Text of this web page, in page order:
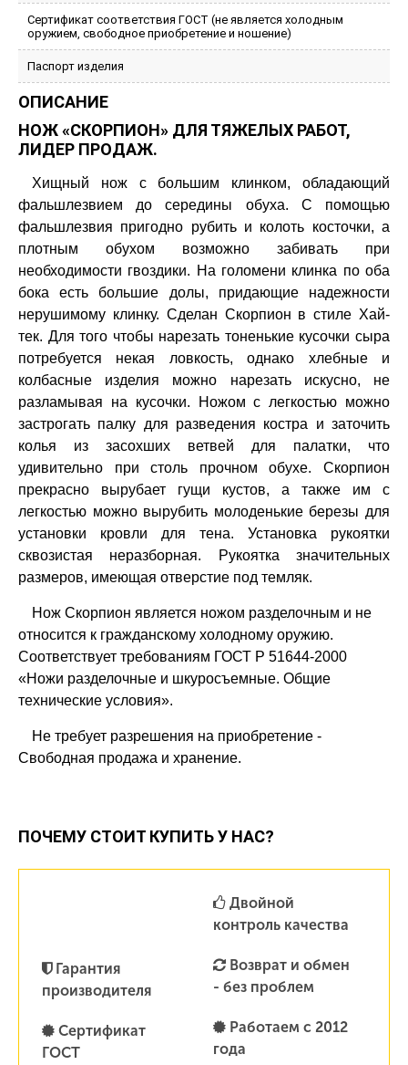
Сертификат соответствия ГОСТ (не является холодным
оружием, свободное приобретение и ношение)
Паспорт изделия
ОПИСАНИЕ
НОЖ «СКОРПИОН» ДЛЯ ТЯЖЕЛЫХ РАБОТ,
ЛИДЕР ПРОДАЖ.
Хищный нож с большим клинком, обладающий
фальшлезвием до середины обуха. С помощью
фальшлезвия пригодно рубить и колоть косточки, а
плотным обухом возможно забивать при
необходимости гвоздики. На голомени клинка по оба
бока есть большие долы, придающие надежности
нерушимому клинку. Сделан Скорпион в стиле Хай-
тек. Для того чтобы нарезать тоненькие кусочки сыра
потребуется некая ловкость, однако хлебные и
колбасные изделия можно нарезать искусно, не
разламывая на кусочки. Ножом с легкостью можно
застрогать палку для разведения костра и заточить
колья из засохших ветвей для палатки, что
удивительно при столь прочном обухе. Скорпион
прекрасно вырубает гущи кустов, а также им с
легкостью можно вырубить молоденькие березы для
установки кровли для тена. Установка рукоятки
сквозистая неразборная. Рукоятка значительных
размеров, имеющая отверстие под темляк.
Нож Скорпион является ножом разделочным и не
относится к гражданскому холодному оружию.
Соответствует требованиям ГОСТ Р 51644-2000
«Ножи разделочные и шкуросъемные. Общие
технические условия».
Не требует разрешения на приобретение -
Свободная продажа и хранение.
ПОЧЕМУ СТОИТ КУПИТЬ У НАС?
Гарантия
производителя
Сертификат
ГОСТ
Двойной
контроль качества
Возврат и обмен
- без проблем
Работаем с 2012
года